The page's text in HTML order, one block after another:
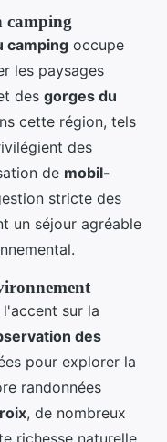
camping
camping occupe
les paysages
des gorges du
cette région, tels
des
de mobil-
stricte des
un séjour agréable
sur la
des
pour explorer la
randonnées
, de nombreux